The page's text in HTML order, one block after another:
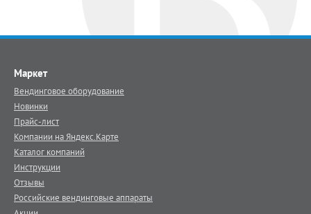
Маркет
Вендинговое оборудование
Новинки
Прайс-лист
Компании на Яндекс.Карте
Каталог компаний
Инструкции
Отзывы
Российские вендинговые аппараты